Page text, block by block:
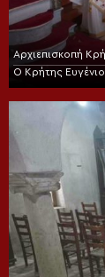
Αρχιεπισκοπή
Ο Κρήτης